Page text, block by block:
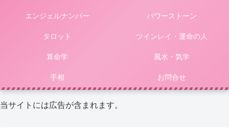
エンジェルナンバー パワーストーン
タロット ツインレイ・運命の人
算命学 風水・気学
手相 お問合せ
当サイトには広告が含まれます。